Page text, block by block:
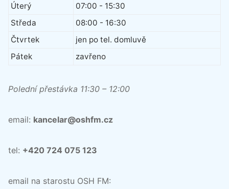
Úterý
07:00 - 15:30
Středa
08:00 - 16:30
Čtvrtek
jen po tel. domluvě
Pátek
zavřeno
Polední přestávka 11:30 – 12:00
email: kancelar@oshfm.cz
tel: +420 724 075 123
email na starostu OSH FM: